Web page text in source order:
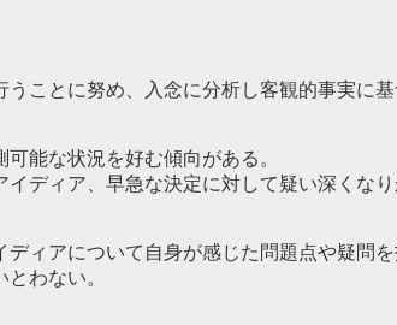
うことに努め、入念に分析し客観的事実に基
可能な状況を好む傾向がある。
イディア、早急な決定に対して疑い深くなり
ディアについて自身が感じた問題点や疑問
わない。